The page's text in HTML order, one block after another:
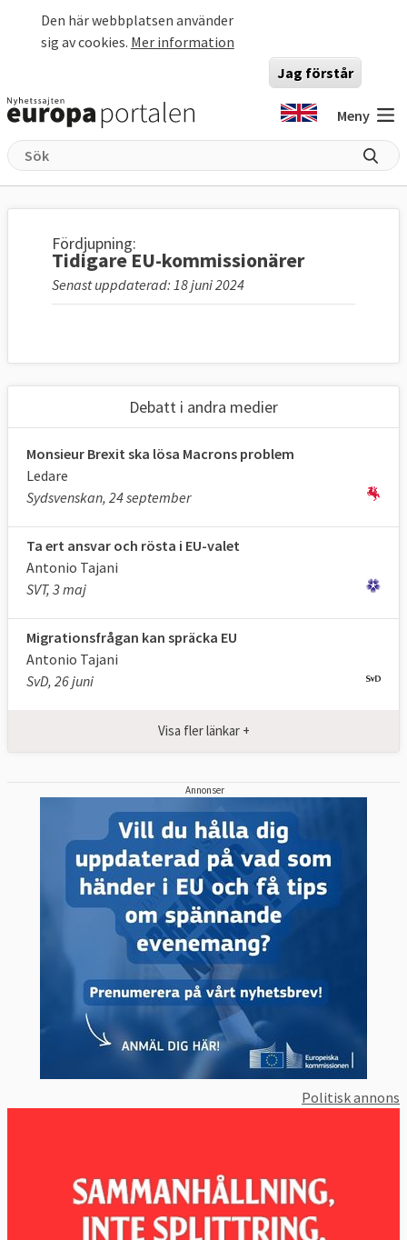
Den här webbplatsen använder
sig av cookies. Mer information
Jag förstår
Meny
Fördjupning:
Tidigare EU-kommissionärer
Senast uppdaterad: 18 juni 2024
Debatt i andra medier
Monsieur Brexit ska lösa Macrons problem
Ledare
Sydsvenskan, 24 september
Ta ert ansvar och rösta i EU-valet
Antonio Tajani
SVT, 3 maj
Migrationsfrågan kan spräcka EU
Antonio Tajani
SvD, 26 juni
Visa fler länkar +
Annonser
Politisk annons